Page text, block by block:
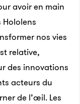
avoir en main
nos vies
relative,
des innovations
acteurs du
de l’œil. Les